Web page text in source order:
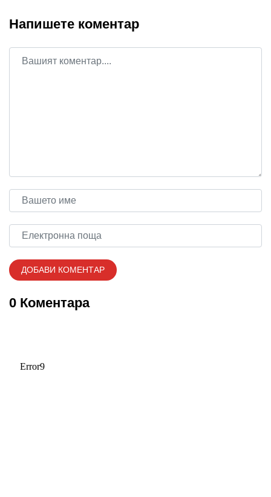
Напишете коментар
0 Коментара